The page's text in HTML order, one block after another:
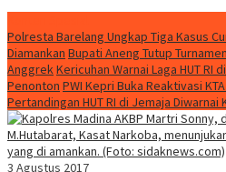
Polresta Barelang Ungkap Tiga Kasus
Diamankan Bupati Aneng Tutup
AnggrekKericuhan Warnai Laga HUT RI
Penonton PWI Kepri Buka Reaktivasi
Pertandingan HUT RI di Jemaja
3 Agustus 2017